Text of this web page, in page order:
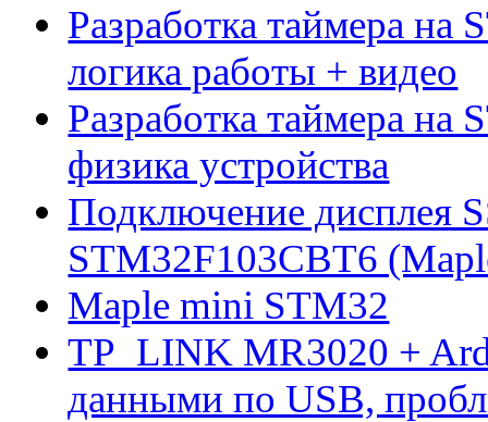
Разработка таймера на
логика работы + видео
Разработка таймера на
физика устройства
Подключение дисплея
STM32F103CBT6
Maple mini STM32
TP_LINK MR3020 +
данными по USB,